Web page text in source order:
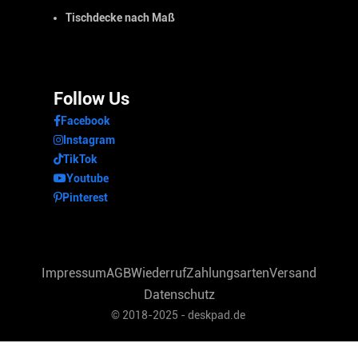
Tischdecke nach Maß
Follow Us
Facebook
Instagram
TikTok
Youtube
Pinterest
© 2018-2025 - deskpad.de
ImpressumAGBWiederrufZahlungsartenVersand
Datenschutz